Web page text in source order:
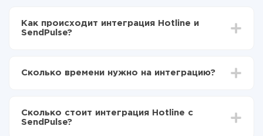
Как происходит интеграция Hotline и
SendPulse?
Выбираете какие данные передавать из Hotline в
Теперь данные будут автоматически
передаваться из Hotline в SendPulse
Сколько времени нужно на интеграцию?
отличаться и составлять от 5-ти до 30-минут. В
среднем настройка занимает 10-15 минут.
Сколько стоит интеграция Hotline с
SendPulse?